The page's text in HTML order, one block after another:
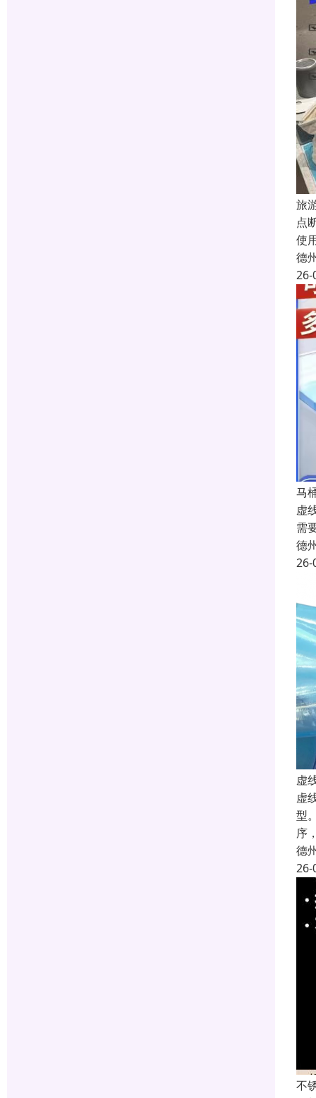
旅
点
使
德
26-
马
虚
需
德
26-
虚
虚
型
序
德
26-
不